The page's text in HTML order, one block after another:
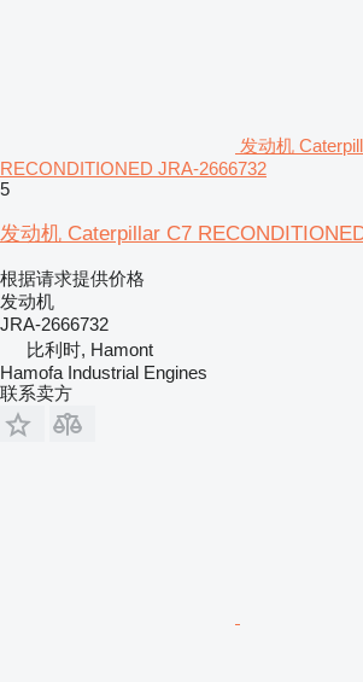
发动机
RECONDITIONED JRA-2666732
5
发动机 Caterpillar C7
根据请求提供价格
发动机
JRA-2666732
比利时, Hamont
Hamofa Industrial Engines
联系卖方